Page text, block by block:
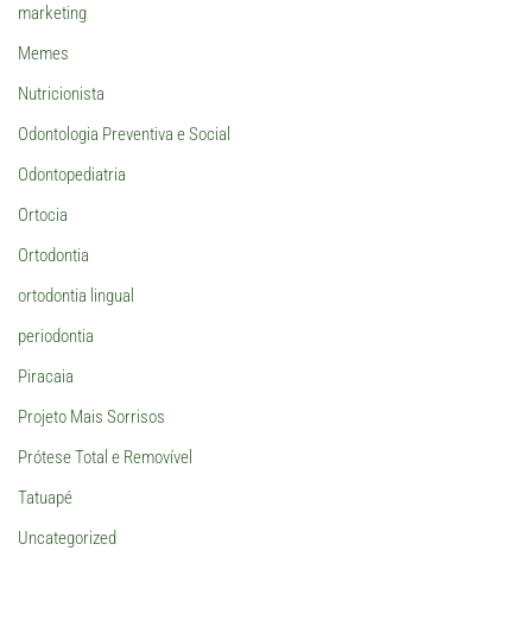
marketing
Memes
Nutricionista
Odontologia Preventiva e Social
Odontopediatria
Ortocia
Ortodontia
ortodontia lingual
periodontia
Piracaia
Projeto Mais Sorrisos
Prótese Total e Removível
Tatuapé
Uncategorized